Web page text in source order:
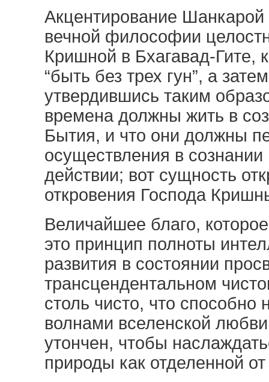
Акцентирование
вечной философии
Кришной в Бхагавад-Гите,
“быть без трех гун”, а
утвердившись таким
времена должны жить в
Бытия, и что они должны
осуществления в
действии; вот сущность
откровения Господа
Величайшее благо,
это принцип полноты
развития в состоянии
трансцендентальном
столь чисто, что способно
волнами вселенской
утончен, чтобы
природы как отделенной